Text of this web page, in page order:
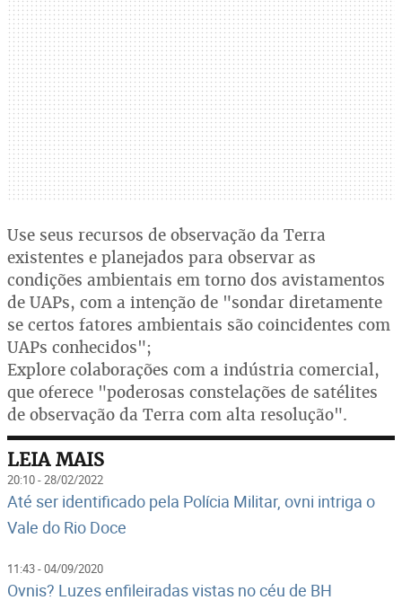
Use seus recursos de observação da Terra
existentes e planejados para observar as
condições ambientais em torno dos avistamentos
de UAPs, com a intenção de "sondar diretamente
se certos fatores ambientais são coincidentes com
UAPs conhecidos";
Explore colaborações com a indústria comercial,
que oferece "poderosas constelações de satélites
de observação da Terra com alta resolução".
LEIA MAIS
20:10 - 28/02/2022
Até ser identificado pela Polícia Militar, ovni intriga o
Vale do Rio Doce
11:43 - 04/09/2020
Ovnis? Luzes enfileiradas vistas no céu de BH